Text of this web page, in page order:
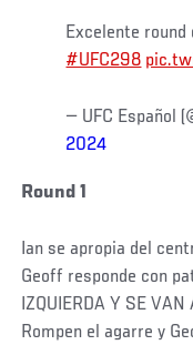
Excelente round
#UFC298
— UFC Español
2024
Round 1
Ian se apropia del
Geoff responde con
IZQUIERDA Y SE
Rompen el agarre y